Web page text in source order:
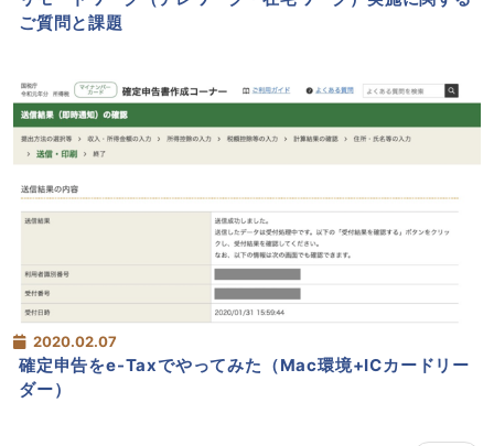
ご質問と課題
2020.02.07
確定申告をe-Taxでやってみた（Mac環境+ICカードリー
ダー）